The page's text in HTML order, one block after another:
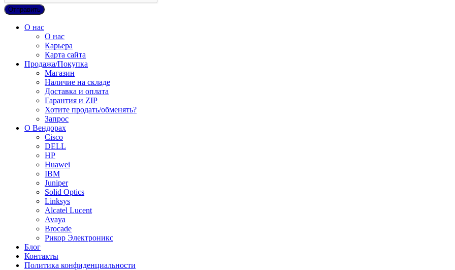
О нас
О нас
Карьера
Карта сайта
Продажа/Покупка
Магазин
Наличие на складе
Доставка и оплата
Гарантия и ZIP
Хотите продать/обменять?
Запрос
О Вендорах
Cisco
DELL
HP
Huawei
IBM
Juniper
Solid Optics
Linksys
Alcatel Lucent
Avaya
Brocade
Рикор Электроникс
Блог
Контакты
Политика конфиденциальности